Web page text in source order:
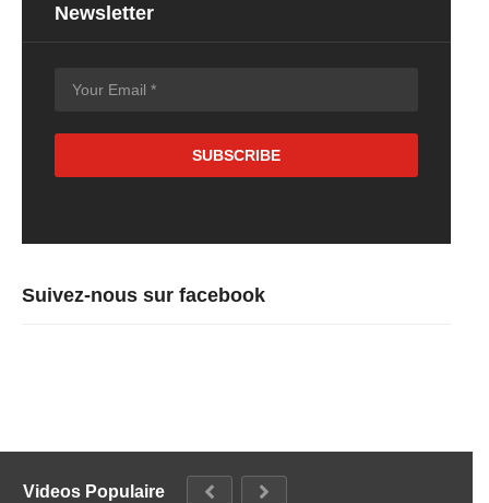
Newsletter
Suivez-nous sur facebook
Videos Populaire